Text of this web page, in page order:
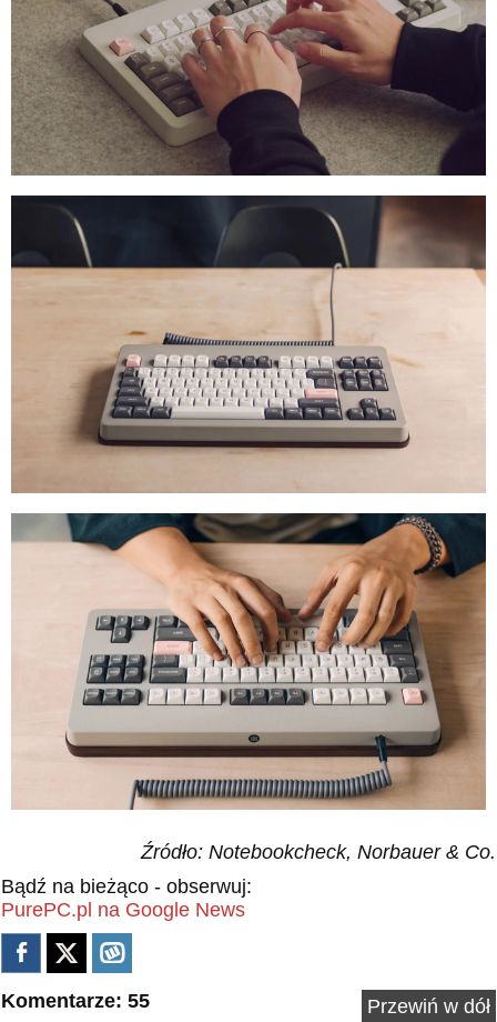
Źródło: Notebookcheck, Norbauer & Co.
Bądź na bieżąco - obserwuj:
PurePC.pl na Google News
Komentarze: 55 Przewiń w dół